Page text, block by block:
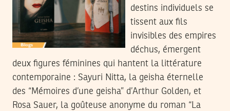
destins individuels se
tissent aux fils
invisibles des empires
déchus, émergent
deux figures féminines qui hantent la littérature
contemporaine : Sayuri Nitta, la geisha éternelle
des “Mémoires d’une geisha” d’Arthur Golden, et
Rosa Sauer, la goûteuse anonyme du roman “La